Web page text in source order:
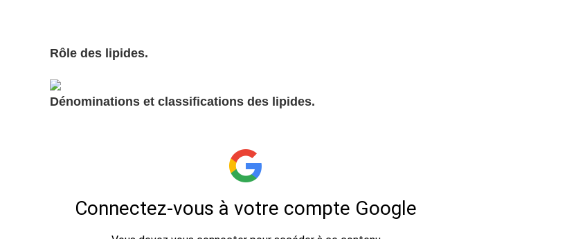
Rôle des lipides.
Dénominations et classifications des lipides.